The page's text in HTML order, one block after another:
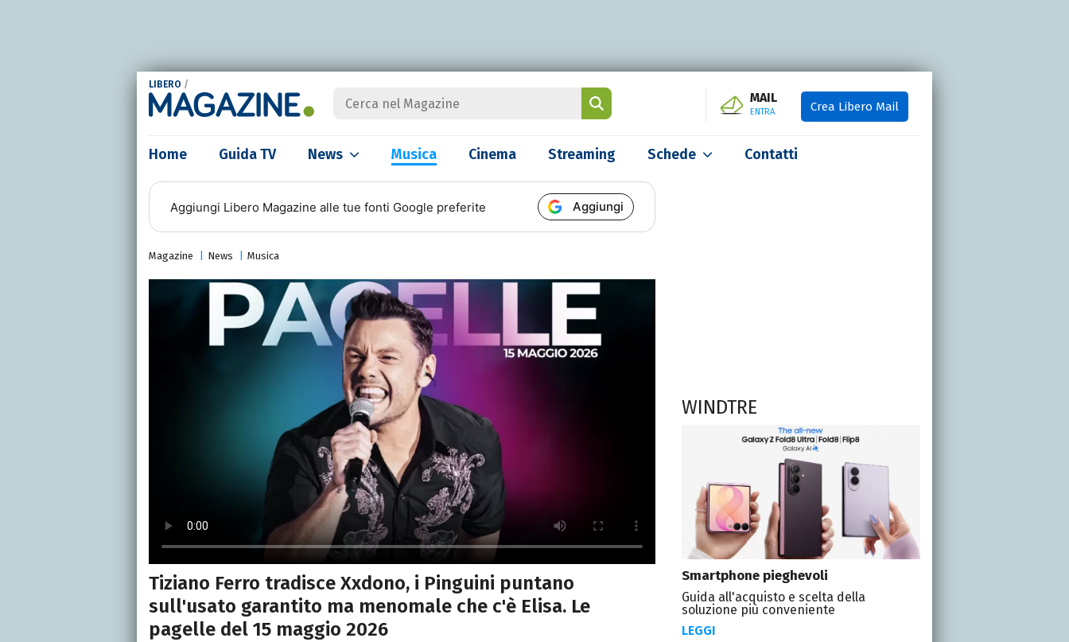
LIBERO /
MAIL
ENTRA Crea Libero Mail
Home Guida TV News Musica Cinema Streaming Schede Contatti
Aggiungi Libero Magazine alle tue fonti Google preferite Aggiungi
Magazine News Musica
Tiziano Ferro tradisce Xxdono, i Pinguini puntano
sull'usato garantito ma menomale che c'è Elisa. Le
pagelle del 15 maggio 2026
WINDTRE
Smartphone pieghevoli
Guida all'acquisto e scelta della
soluzione più conveniente
LEGGI